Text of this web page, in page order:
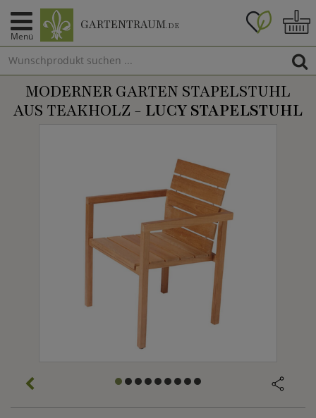
Menü
GARTENTRAUM.DE
MODERNER GARTEN STAPELSTUHL
AUS TEAKHOLZ - LUCY STAPELSTUHL